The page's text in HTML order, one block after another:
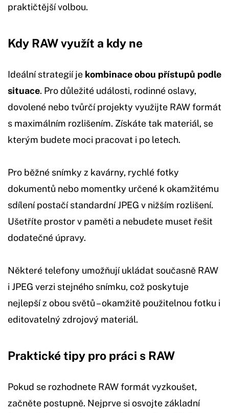
praktičtější volbou.
Kdy RAW využít a kdy ne
Ideální strategií je kombinace obou přístupů podle
situace. Pro důležité události, rodinné oslavy,
dovolené nebo tvůrčí projekty využijte RAW formát
s maximálním rozlišením. Získáte tak materiál, se
kterým budete moci pracovat i po letech.
Pro běžné snímky z kavárny, rychlé fotky
dokumentů nebo momentky určené k okamžitému
sdílení postačí standardní JPEG v nižším rozlišení.
Ušetříte prostor v paměti a nebudete muset řešit
dodatečné úpravy.
Některé telefony umožňují ukládat současně RAW
i JPEG verzi stejného snímku, což poskytuje
nejlepší z obou světů – okamžitě použitelnou fotku i
editovatelný zdrojový materiál.
Praktické tipy pro práci s RAW
Pokud se rozhodnete RAW formát vyzkoušet,
začněte postupně. Nejprve si osvojte základní